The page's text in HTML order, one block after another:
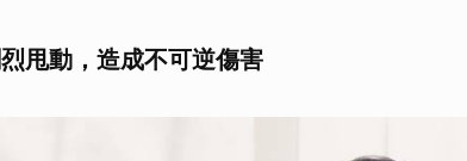
甩動，造成不可逆傷害